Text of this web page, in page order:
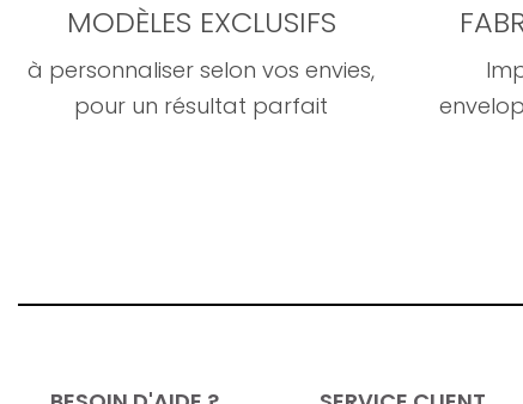
MODÈLES EXCLUSIFS
à personnaliser selon vos envies,
pour un résultat parfait